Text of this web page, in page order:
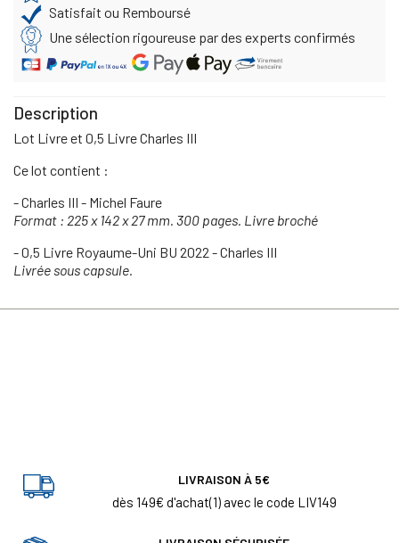
Satisfait ou Remboursé
Une sélection rigoureuse par des experts confirmés
Description
Lot Livre et 0,5 Livre Charles III
Ce lot contient :
- Charles III - Michel Faure
Format : 225 x 142 x 27 mm. 300 pages. Livre broché
- 0,5 Livre Royaume-Uni BU 2022 - Charles III
Livrée sous capsule.
LIVRAISON À 5€
dès 149€ d'achat(1) avec le code LIV149